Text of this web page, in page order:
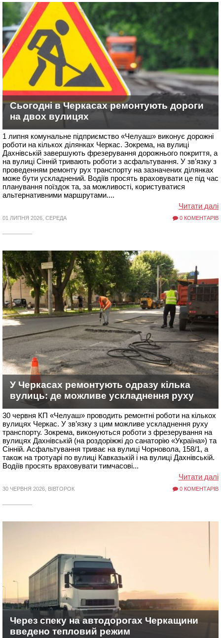
Сьогодні в Черкасах ремонтують дороги
на двох вулицях
1 липня комунальне підприємство «Челуаш» виконує дорожні
роботи на кількох ділянках Черкас. Зокрема, на вулиці
Дахнівській завершують фрезерування дорожнього покриття, а
на вулиці Сінній тривають роботи з асфальтування. У зв’язку з
проведенням ремонту рух транспорту на зазначених ділянках
може бути ускладнений. Водіїв просять враховувати це під час
планування поїздок та, за можливості, користуватися
альтернативними маршрутами....
Читати далі
01 ЛИПНЯ 2026, СЕРЕДА 0 КОМЕНТАРІВ
У Черкасах ремонтують одразу кілька
вулиць: де можливе ускладнення руху
30 червня КП «Челуаш» проводить ремонтні роботи на кількох
вулицях Черкас. У зв’язку з цим можливе ускладнення руху
транспорту. Зокрема, виконуються роботи з фрезерування на
вулицях Дахнівській (на роздоріжжі до санаторію «Україна») та
Сінній. Асфальтування триває на вулиці Чорновола, 158/1, а
також на тротуарі по вулиці Кавказькій і на вулиці Дахнівській.
Водіїв просять враховувати тимчасові...
Читати далі
30 ЧЕРВНЯ 2026, ВІВТОРОК 0 КОМЕНТАРІВ
Через спеку на автодорогах Черкащини
введено тепловий режим